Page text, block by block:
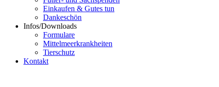
Einkaufen & Gutes tun
Dankeschön
Infos/Downloads
Formulare
Mittelmeerkrankheiten
Tierschutz
Kontakt